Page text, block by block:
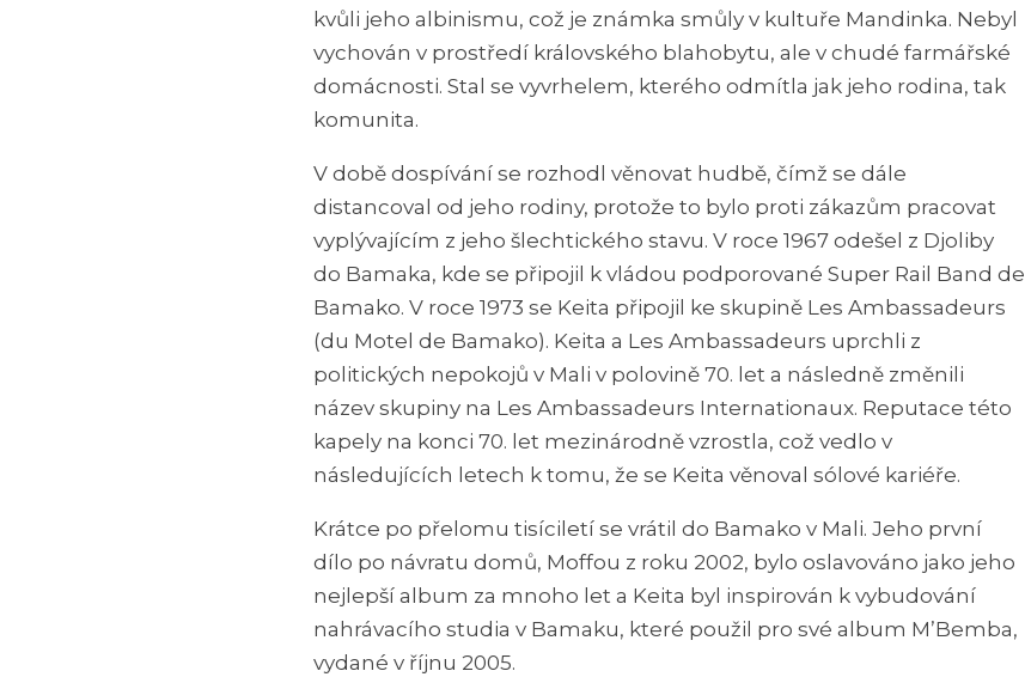
kvůli jeho albinismu, což je známka smůly v kultuře Mandinka. Nebyl
vychován v prostředí královského blahobytu, ale v chudé farmářské
domácnosti. Stal se vyvrhelem, kterého odmítla jak jeho rodina, tak
komunita.
V době dospívání se rozhodl věnovat hudbě, čímž se dále
distancoval od jeho rodiny, protože to bylo proti zákazům pracovat
vyplývajícím z jeho šlechtického stavu. V roce 1967 odešel z Djoliby
do Bamaka, kde se připojil k vládou podporované Super Rail Band de
Bamako. V roce 1973 se Keita připojil ke skupině Les Ambassadeurs
(du Motel de Bamako). Keita a Les Ambassadeurs uprchli z
politických nepokojů v Mali v polovině 70. let a následně změnili
název skupiny na Les Ambassadeurs Internationaux. Reputace této
kapely na konci 70. let mezinárodně vzrostla, což vedlo v
následujících letech k tomu, že se Keita věnoval sólové kariéře.
Krátce po přelomu tisíciletí se vrátil do Bamako v Mali. Jeho první
dílo po návratu domů, Moffou z roku 2002, bylo oslavováno jako jeho
nejlepší album za mnoho let a Keita byl inspirován k vybudování
nahrávacího studia v Bamaku, které použil pro své album M’Bemba,
vydané v říjnu 2005.